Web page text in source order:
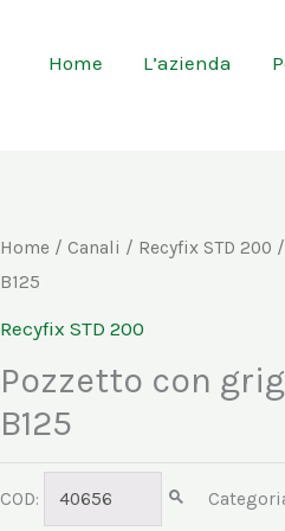
Home L’azienda
Home / Canali / Recyfix STD 200
B125
Recyfix STD 200
Pozzetto con
B125
COD: 40656